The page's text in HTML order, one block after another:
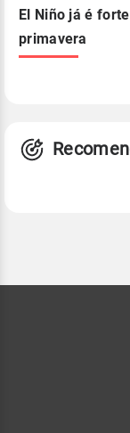
El Niño já é
primavera